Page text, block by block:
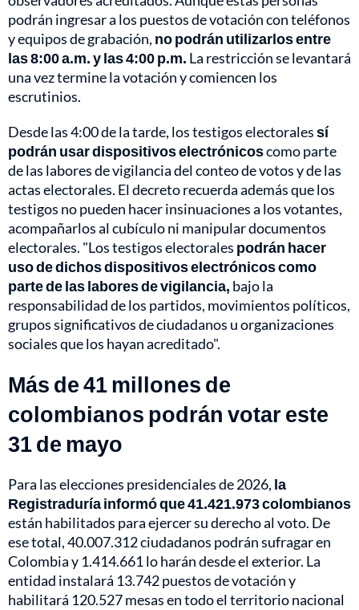
podrán ingresar a los puestos de votación con teléfonos
y equipos de grabación, no podrán utilizarlos entre
las 8:00 a.m. y las 4:00 p.m. La restricción se levantará
una vez termine la votación y comiencen los
escrutinios.
Desde las 4:00 de la tarde, los testigos electoralessí
podrán usar dispositivos electrónicoscomo parte
de las labores de vigilancia del conteo de votos y de las
actas electorales. El decreto recuerda además que los
testigos no pueden hacer insinuaciones a los votantes,
acompañarlos al cubículo ni manipular documentos
electorales. "Los testigos electorales podrán hacer
uso de dichos dispositivos electrónicos como
parte de las labores de vigilancia, bajo la
responsabilidad de los partidos, movimientos políticos,
grupos significativos de ciudadanos u organizaciones
sociales que los hayan acreditado".
Más de 41 millones de
colombianos podrán votar este
31 de mayo
Para las elecciones presidenciales de 2026, la
Registraduría informó que 41.421.973 colombianos
están habilitados para ejercer su derecho al voto. De
ese total, 40.007.312 ciudadanos podrán sufragar en
Colombia y 1.414.661 lo harán desde el exterior. La
entidad instalará 13.742 puestos de votación y
habilitará 120.527 mesas en todo el territorio nacional